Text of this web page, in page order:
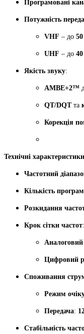
Програмовані
Потужність
VHF – до
UHF – до
Якість звуку:
AMBE+2™
QT/DQTта
Корекція
Технічні характеристики
Частотний
Кількість
Розкидання
Крок сітки частот:
Цифровий
Споживання
Режим
Передача:
Стабільність